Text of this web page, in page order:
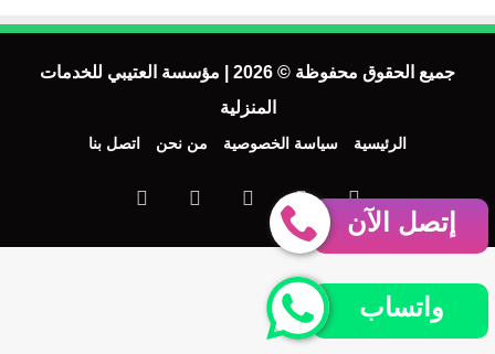
جميع الحقوق محفوظة © 2026 | مؤسسة العتيبي للخدمات
المنزلية
الرئيسية سياسة الخصوصية من نحن اتصل بنا
فيسبوك
‫X
‫YouTubeانستقرام
إتصل الآن
واتساب